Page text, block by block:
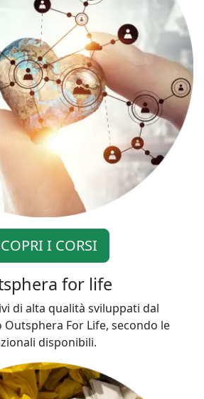
I CORSI
for life
di alta qualità sviluppati dal
For Life, secondo le
disponibili.